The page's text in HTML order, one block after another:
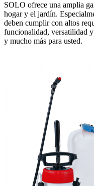
SOLO ofrece una amplia
hogar y el jardín.
deben cumplir con altos
funcionalidad, versatilidad
y mucho más para usted.